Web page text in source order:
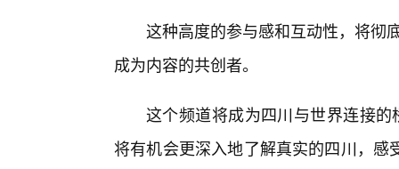
这种高度的参与感和互动性，将彻
成为内容的共创者。
这个频道将成为四川与世界连接的
将有机会更深入地了解真实的四川，